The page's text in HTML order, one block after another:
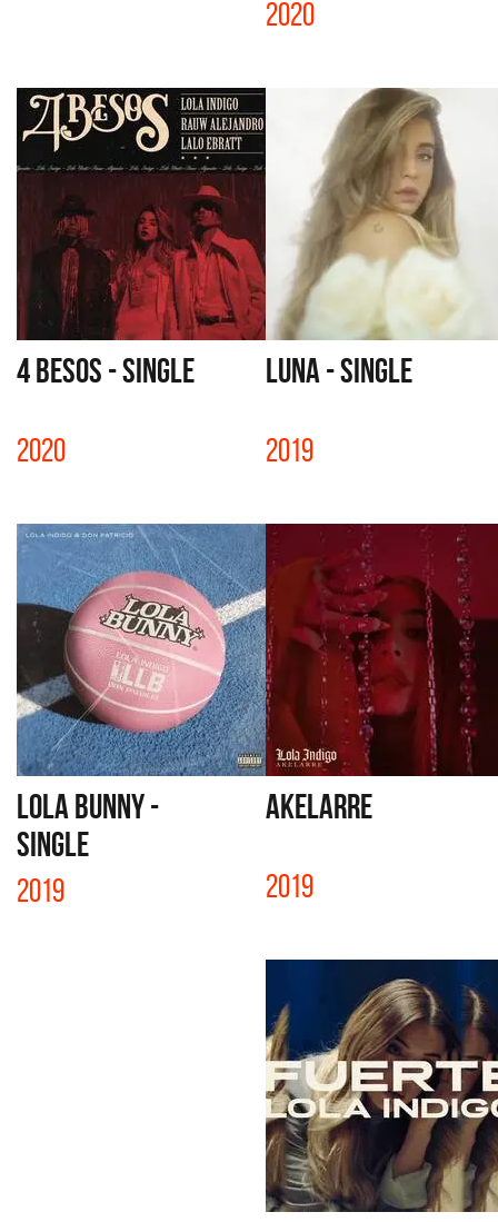
2020
4 BESOS - SINGLE
2020
LUNA - SINGLE
2019
LOLA BUNNY -
SINGLE
2019
AKELARRE
2019